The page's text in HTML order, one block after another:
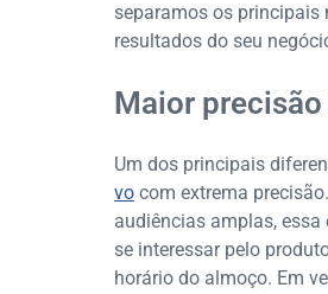
separamos os principais
resultados do seu
Maior
Um dos principais
vo com extrema
audiências amplas,
se interessar pelo
horário do almoço. Em